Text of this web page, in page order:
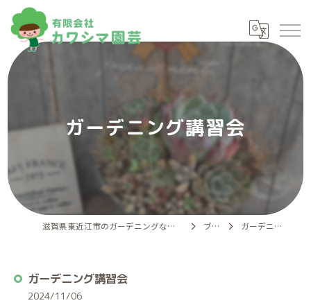
ガーデニング講習会
滋賀県東近江市のガーデニングなら有限会社カワシマ園芸 ブログ ガーデニング講習会
ガーデニング講習会
2024/11/06